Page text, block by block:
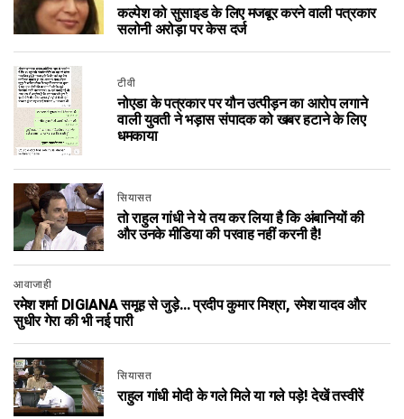
कल्पेश को सुसाइड के लिए मजबूर करने वाली पत्रकार
सलोनी अरोड़ा पर केस दर्ज
टीवी
नोएडा के पत्रकार पर यौन उत्पीड़न का आरोप लगाने
वाली युवती ने भड़ास संपादक को खबर हटाने के लिए
धमकाया
सियासत
तो राहुल गांधी ने ये तय कर लिया है कि अंबानियों की
और उनके मीडिया की परवाह नहीं करनी है!
आवाजाही
रमेश शर्मा DIGIANA समूह से जुड़े… प्रदीप कुमार मिश्रा, रमेश यादव और
सुधीर गेरा की भी नई पारी
सियासत
राहुल गांधी मोदी के गले मिले या गले पड़े! देखें तस्वीरें